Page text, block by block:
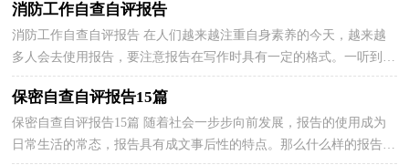
消防工作自查自评报告
消防工作自查自评报告 在人们越来越注重自身素养的今天，越来越
多人会去使用报告，要注意报告在写作时具有一定的格式。一听到写
报告就拖延症懒癌齐复发？以下是小编整理的消防工...
保密自查自评报告15篇
保密自查自评报告15篇 随着社会一步步向前发展，报告的使用成为
日常生活的常态，报告具有成文事后性的特点。那么什么样的报告才